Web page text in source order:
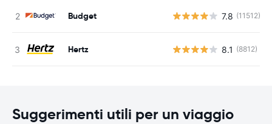
Budget 7.8 (11512)
Hertz 8.1 (8812)
Suggerimenti utili per un viaggio